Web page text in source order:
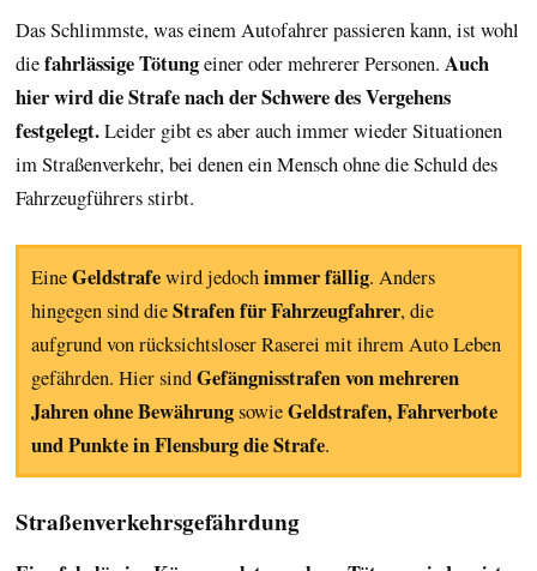
Das Schlimmste, was einem Autofahrer passieren kann, ist wohl
diefahrlässige Tötungeiner oder mehrerer Personen. Auch
hier wird die Strafe nach der Schwere des Vergehens
festgelegt.Leider gibt es aber auch immer wieder Situationen
im Straßenverkehr, bei denen ein Mensch ohne die Schuld des
Fahrzeugführers stirbt.
EineGeldstrafewird jedochimmer fällig. Anders
hingegen sind dieStrafen für Fahrzeugfahrer, die
aufgrund von rücksichtsloser Raserei mit ihrem Auto Leben
gefährden. Hier sindGefängnisstrafen von mehreren
Jahren ohne BewährungsowieGeldstrafen, Fahrverbote
und Punkte in Flensburg die Strafe.
Straßenverkehrsgefährdung